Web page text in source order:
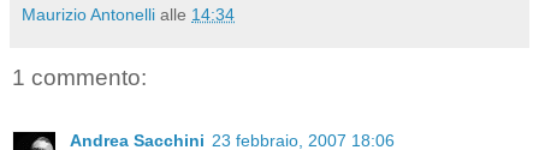
Maurizio Antonelli alle 14:34
1 commento:
Andrea Sacchini 23 febbraio, 2007 18:06